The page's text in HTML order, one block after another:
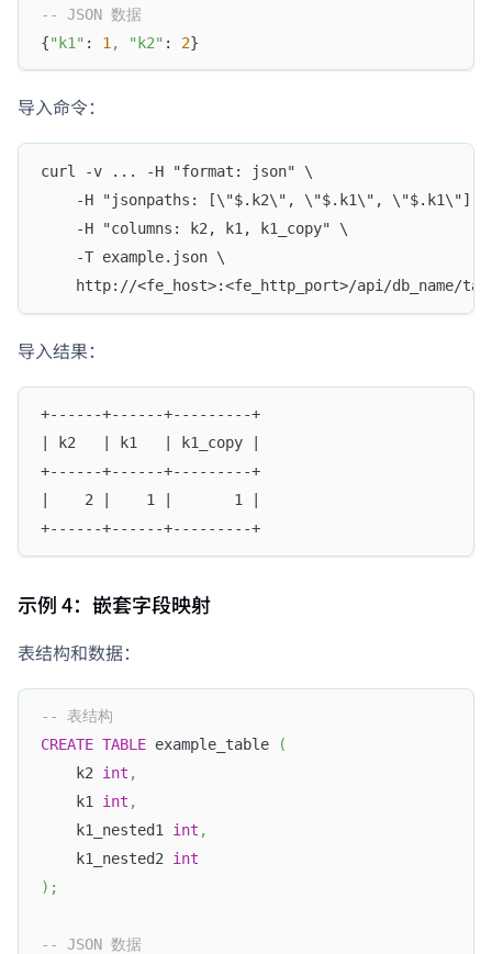
-- JSON 数据
{"k1" : 1 , "k2" : 2}
导入命令：
curl -v ... -H "format: json" \
-H "jsonpaths: [\"$.k2\", \"$.k1\", \"$.k1\"]"
    -H "columns: k2, k1, k1_copy" \
    -T example.json \
http://<fe_host>:<fe_http_port>/api/db_name/
导入结果：
+------+------+---------+
| k2   | k1   | k1_copy |
+------+------+---------+
|    2 |    1 |       1 |
+------+------+---------+
示例 4：嵌套字段映射
表结构和数据：
-- 表结构
CREATE TABLE example_table
(
    k2
int ,
    k1
int ,
    k1_nested1
int ,
    k1_nested2
int
) ;
-- JSON 数据